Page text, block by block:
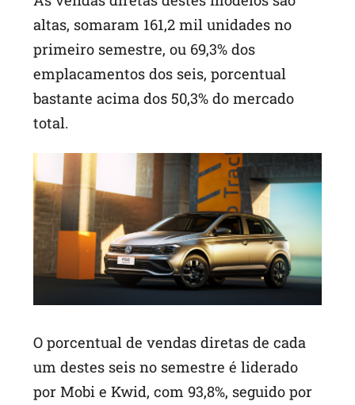
altas, somaram 161,2 mil unidades no
primeiro semestre, ou 69,3% dos
emplacamentos dos seis, porcentual
bastante acima dos 50,3% do mercado
total.
O porcentual de vendas diretas de cada
um destes seis no semestre é liderado
por Mobi e Kwid, com 93,8%, seguido por